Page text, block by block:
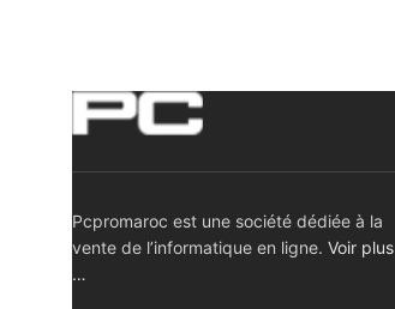
Pcpromaroc est une société dédiée à la
vente de l’informatique en ligne. Voir plus
…